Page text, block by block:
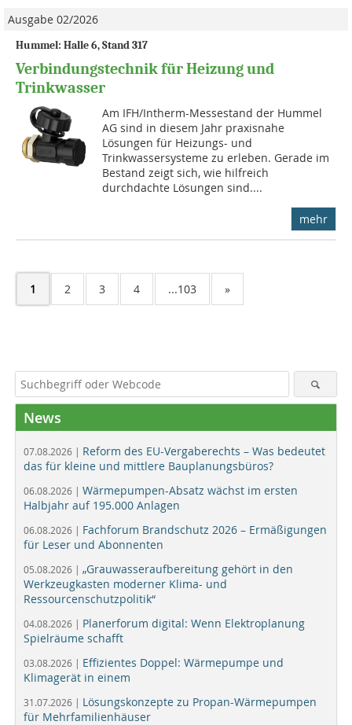
Ausgabe 02/2026
Hummel: Halle 6, Stand 317
Verbindungstechnik für Heizung und
Trinkwasser
Am IFH/Intherm-Messestand der Hummel
AG sind in diesem Jahr praxisnahe
Lösungen für Heizungs- und
Trinkwassersysteme zu erleben. Gerade im
Bestand zeigt sich, wie hilfreich
durchdachte Lösungen sind....
mehr
1 2 3 4 ...103 »
News
07.08.2026 | Reform des EU-Vergaberechts – Was bedeutet
das für kleine und mittlere Bauplanungsbüros?
06.08.2026 | Wärmepumpen-Absatz wächst im ersten
Halbjahr auf 195.000 Anlagen
06.08.2026 | Fachforum Brandschutz 2026 – Ermäßigungen
für Leser und Abonnenten
05.08.2026 | „Grauwasseraufbereitung gehört in den
Werkzeugkasten moderner Klima- und
Ressourcenschutzpolitik“
04.08.2026 | Planerforum digital: Wenn Elektroplanung
Spielräume schafft
03.08.2026 | Effizientes Doppel: Wärmepumpe und
Klimagerät in einem
31.07.2026 | Lösungskonzepte zu Propan-Wärmepumpen
für Mehrfamilienhäuser